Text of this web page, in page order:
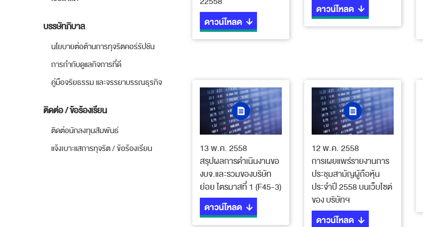
บรรษัทภิบาล
นโยบายต่อต้านการทุจริตคอร์รัปชัน
การกำกับดูแลกิจการที่ดี
คู่มือจริยธรรม และจรรยาบรรณธุรกิจ
ติดต่อ / ข้อร้องเรียน
ติดต่อนักลงทุนสัมพันธ์
แจ้งเบาะแสการทุจริต / ข้อร้องเรียน
ดาวน์โหลด
ดาวน์โหลด
13 พ.ค. 2558
สรุปผลการดำเนินงานขอ
งบจ.และรวมของบริษัท
ย่อย ไตรมาสที่ 1 (F45-3)
ดาวน์โหลด
12 พ.ค. 2558
การเผยแพร่รายงานการ
ประชุมสามัญผู้ถือหุ้น
ประจำปี 2558 บนเว็บไซต์
ของ บริษัทฯ
ดาวน์โหลด